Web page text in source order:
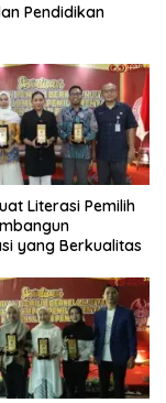
Pendidikan
Literasi Pemilih
yang Berkualitas